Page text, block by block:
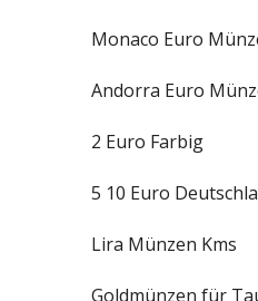
Monaco Euro
Andorra Euro
2 Euro Farbig
5 10 Euro
Lira Münzen Kms
Goldmünzen für